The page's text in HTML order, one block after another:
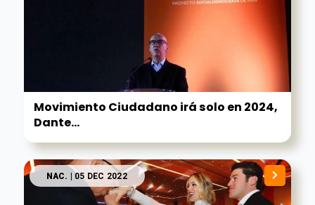
Movimiento Ciudadano irá solo en 2024,
Dante...
NAC. | 05 DEC 2022